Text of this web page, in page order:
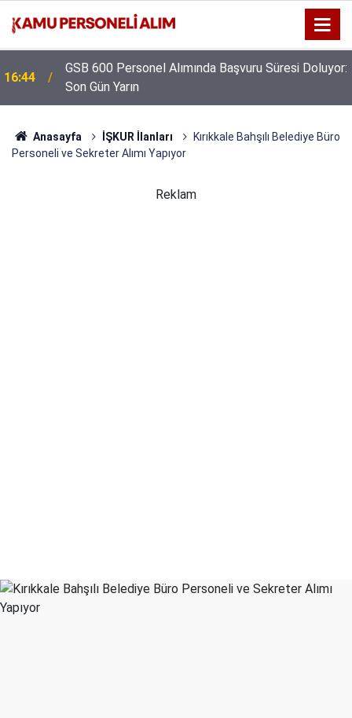
16:44
GSB 600 Personel Alımında Başvuru Süresi Doluyor:
Son Gün Yarın
Anasayfa İŞKUR İlanları
Kırıkkale Bahşılı Belediye Büro
Personeli ve Sekreter Alımı Yapıyor
Reklam